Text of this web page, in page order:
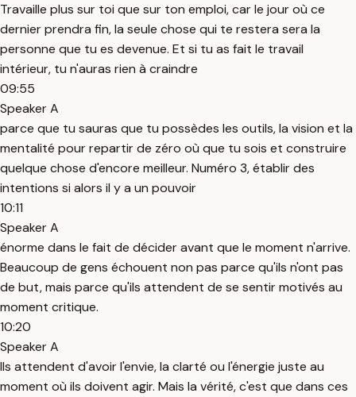
Travaille plus sur toi que sur ton emploi, car le jour où ce
dernier prendra fin, la seule chose qui te restera sera la
personne que tu es devenue. Et si tu as fait le travail
intérieur, tu n'auras rien à craindre
09:55
Speaker A
parce que tu sauras que tu possèdes les outils, la vision et la
mentalité pour repartir de zéro où que tu sois et construire
quelque chose d'encore meilleur. Numéro 3, établir des
intentions si alors il y a un pouvoir
10:11
Speaker A
énorme dans le fait de décider avant que le moment n'arrive.
Beaucoup de gens échouent non pas parce qu'ils n'ont pas
de but, mais parce qu'ils attendent de se sentir motivés au
moment critique.
10:20
Speaker A
Ils attendent d'avoir l'envie, la clarté ou l'énergie juste au
moment où ils doivent agir. Mais la vérité, c'est que dans ces